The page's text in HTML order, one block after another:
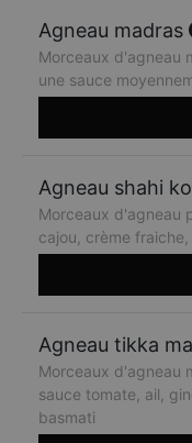
Agneau madras
Morceaux d'agneau
une sauce
Agneau shahi
Morceaux d'agneau
cajou, crème
Agneau tikka
Morceaux d'agneau
sauce tomate, ail,
basmati